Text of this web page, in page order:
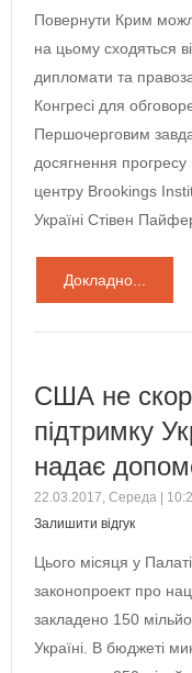
Повернути Крим
на цьому сходяться
дипломати та
Конгресі для
Першочерговим
досягнення прогресу
центру Brookings
Україні Стівен
Докладно...
США не
підтримку
надає
22.03.2017, Середа |
Залишити відгук
Цього місяця у
законопроект про
закладено 150
Україні. В бюджеті